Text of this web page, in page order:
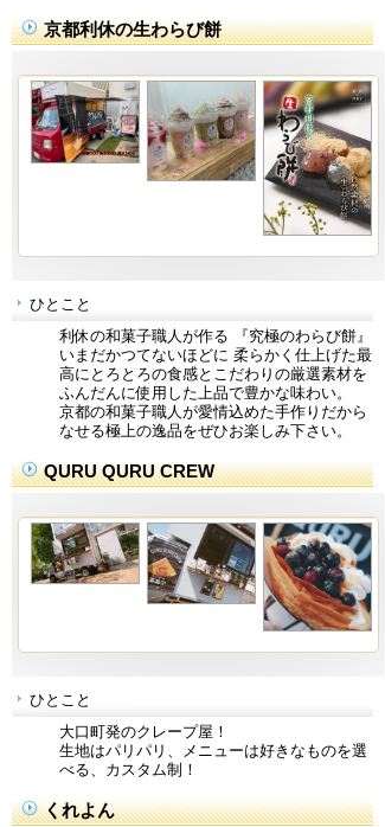
京都利休の生わらび餅
ひとこと
利休の和菓子職人が作る 『究極のわらび餅』
いまだかつてないほどに 柔らかく仕上げた最
高にとろとろの食感とこだわりの厳選素材を
ふんだんに使用した上品で豊かな味わい。
京都の和菓子職人が愛情込めた手作りだから
なせる極上の逸品をぜひお楽しみ下さい。
QURU QURU CREW
ひとこと
大口町発のクレープ屋！
生地はパリパリ、メニューは好きなものを選
べる、カスタム制！
くれよん